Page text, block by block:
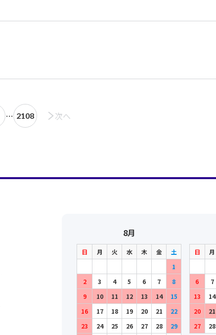
… 2108 次へ
8月
日 月 火 水 木 金
土
1
2
3 4 5 6 7
8
9
10 11 12 13 14
15
16
17 18 19 20 21
22
23
24 25 26 27 28 29
日 月
6
7
13
14
20
21
27
28